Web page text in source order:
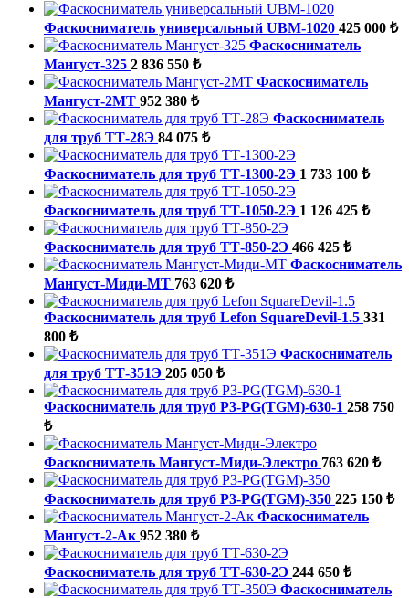
Фаскосниматель универсальный UBM-1020 425 000 ₺
Фаскосниматель
Мангуст-325 2 836 550 ₺
Фаскосниматель
Мангуст-2МТ 952 380 ₺
Фаскосниматель
для труб ТТ-28Э 84 075 ₺
Фаскосниматель для труб ТТ-1300-2Э 1 733 100 ₺
Фаскосниматель для труб ТТ-1050-2Э 1 126 425 ₺
Фаскосниматель для труб ТТ-850-2Э 466 425 ₺
Фаскосниматель
Мангуст-Миди-МТ 763 620 ₺
Фаскосниматель для труб Lefon SquareDevil-1.5 331
800 ₺
Фаскосниматель
для труб ТТ-351Э 205 050 ₺
Фаскосниматель для труб P3-PG(TGM)-630-1 258 750
₺
Фаскосниматель Мангуст-Миди-Электро 763 620 ₺
Фаскосниматель для труб P3-PG(TGM)-350 225 150 ₺
Фаскосниматель
Мангуст-2-Ак 952 380 ₺
Фаскосниматель для труб ТТ-630-2Э 244 650 ₺
Фаскосниматель